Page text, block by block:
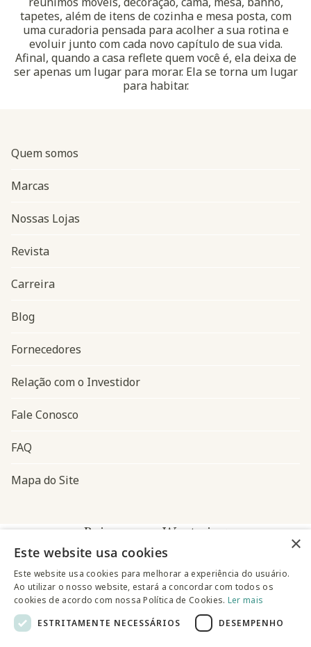
tapetes, além de itens de cozinha e mesa posta, com
uma curadoria pensada para acolher a sua rotina e
evoluir junto com cada novo capítulo de sua vida.
Afinal, quando a casa reflete quem você é, ela deixa de
ser apenas um lugar para morar. Ela se torna um lugar
para habitar.
Navegação do rodapé
Quem somos
Marcas
Nossas Lojas
Revista
Carreira
Blog
Fornecedores
Relação com o Investidor
Fale Conosco
FAQ
Mapa do Site
Baixe o app Westwing
×
Este website usa cookies
Este website usa cookies para melhorar a experiência do usuário.
Ao utilizar o nosso website, estará a concordar com todos os
cookies de acordo com nossa Política de Cookies. Ler mais
ESTRITAMENTE NECESSÁRIOS
DESEMPENHO